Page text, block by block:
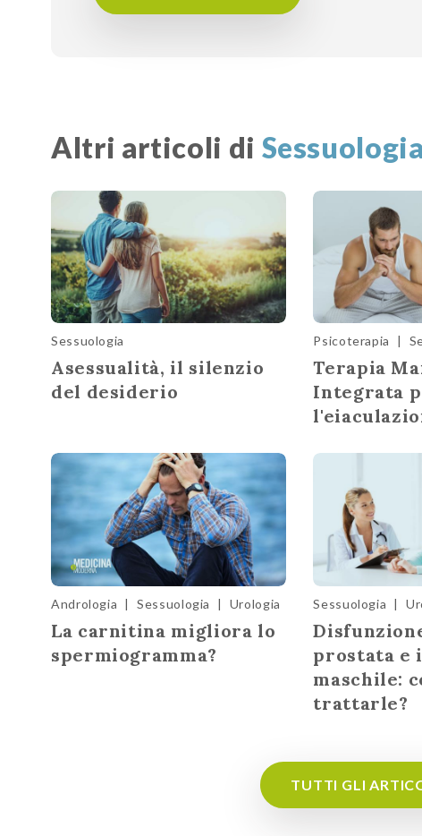
Altri articoli di Sessuologia
Sessuologia
Asessualità, il silenzio
del desiderio
Psicoterapia |
Terapia
Integrata
Andrologia | Sessuologia | Urologia
La carnitina migliora lo
spermiogramma?
Sessuologia |
prostata
maschile:
trattarle?
TUTTI GLI